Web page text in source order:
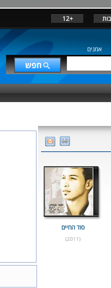
+12
אמנים
סוד החיים
(2011)